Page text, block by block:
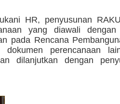
HR, penyusunan
yang diawali dengan
pada Rencana
dokumen perencanaan
dilanjutkan dengan